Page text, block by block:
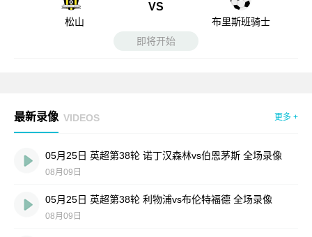
松山
VS
布里斯班骑士
即将开始
最新录像 VIDEOS 更多 +
05月25日 英超第38轮 诺丁汉森林vs伯恩茅斯 全场录像
08月09日
05月25日 英超第38轮 利物浦vs布伦特福德 全场录像
08月09日